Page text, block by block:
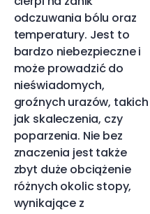
odczuwania bólu oraz
temperatury. Jest to
bardzo niebezpieczne i
może prowadzić do
nieświadomych,
groźnych urazów, takich
jak skaleczenia, czy
poparzenia. Nie bez
znaczenia jest także
zbyt duże obciążenie
różnych okolic stopy,
wynikające z